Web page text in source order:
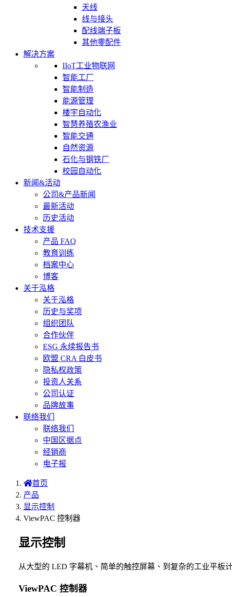
天线
线与接头
配线端子板
其他零配件
解决方案
IIoT工业物联网
智能工厂
智能制造
能源管理
楼宇自动化
智慧养殖农渔业
智能交通
自然资源
石化与钢铁厂
校园自动化
新闻&活动
公司&产品新闻
最新活动
历史活动
技术支援
产品 FAQ
教育训练
档案中心
博客
关于泓格
关于泓格
历史与奖项
组织团队
合作伙伴
ESG 永续报告书
欧盟 CRA 白皮书
隐私权政策
投资人关系
公司认证
品牌故事
联络我们
联络我们
中国区据点
经销商
电子报
首页
产品
显示控制
ViewPAC 控制器
显示控制
从大型的 LED 字幕机、简单的触控屏幕、到复杂的工业平板
ViewPAC 控制器